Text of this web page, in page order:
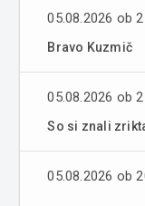
05.08.2026 ob
Bravo Kuzmič
05.08.2026 ob
So si znali
05.08.2026 ob